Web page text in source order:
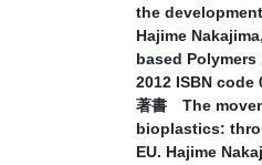
the
Hajime
based Polymers
2012 ISBN code
著書 The
bioplastics:
EU. Hajime